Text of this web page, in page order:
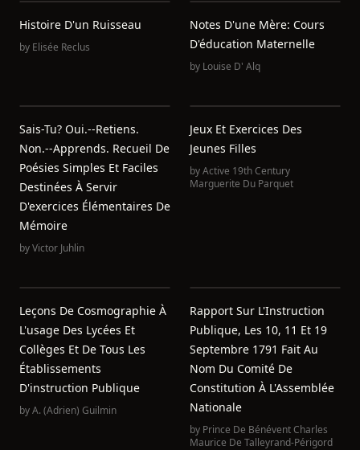
Histoire D'un Ruisseau
by Elisée Reclus
Notes D'une Mère: Cours
D'éducation Maternelle
by Louise D' Alq
Sais-Tu? Oui.--Retiens.
Non.--Apprends. Recueil De
Poésies Simples Et Faciles
Destinées À Servir
D'exercices Élémentaires De
Mémoire
byVictor Juhlin
Jeux Et Exercices Des
Jeunes Filles
byActive 19th Century
Marguerite Du Parquet
Leçons De Cosmographie À
L'usage Des Lycées Et
Collèges Et De Tous Les
Établissements
D'instruction Publique
byA. (Adrien) Guilmin
Rapport Sur L'Instruction
Publique, Les 10, 11 Et 19
Septembre 1791 Fait Au
Nom Du Comité De
Constitution À L'Assemblée
Nationale
by Prince De Bénévent Charles
Maurice De Talleyrand-Périgord